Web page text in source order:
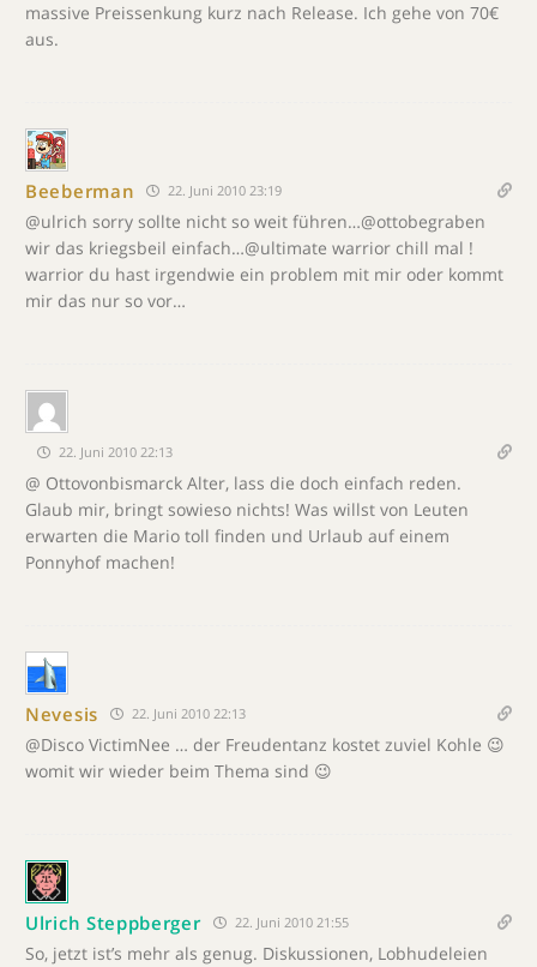
massive Preissenkung kurz nach Release. Ich gehe von 70€
aus.
Beeberman 22. Juni 2010 23:19
@ulrich sorry sollte nicht so weit führen…@ottobegraben
wir das kriegsbeil einfach…@ultimate warrior chill mal !
warrior du hast irgendwie ein problem mit mir oder kommt
mir das nur so vor…
22. Juni 2010 22:13
@ Ottovonbismarck Alter, lass die doch einfach reden.
Glaub mir, bringt sowieso nichts! Was willst von Leuten
erwarten die Mario toll finden und Urlaub auf einem
Ponnyhof machen!
Nevesis 22. Juni 2010 22:13
@Disco VictimNee … der Freudentanz kostet zuviel Kohle 😉
womit wir wieder beim Thema sind 😉
Ulrich Steppberger 22. Juni 2010 21:55
So, jetzt ist’s mehr als genug. Diskussionen, Lobhudeleien